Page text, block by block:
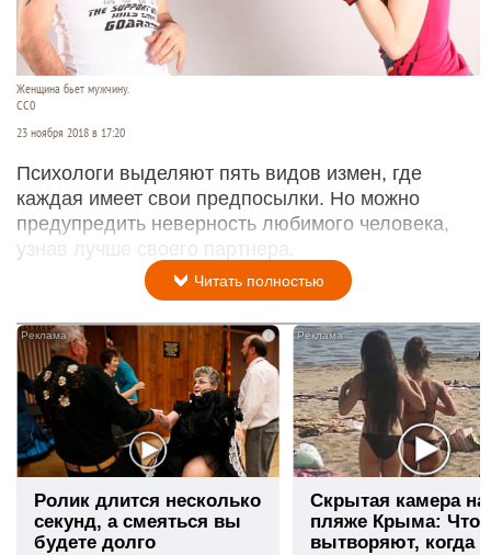
Женщина бьет мужчину.
СС0
23 ноября 2018 в 17:20
Психологи выделяют пять видов измен, где
каждая имеет свои предпосылки. Но можно
предупредить неверность любимого человека,
узнав лучше своего партнера.
Читать полностью
Ролик длится несколько
секунд, а смеяться вы
будете долго
Скрытая камера на
пляже Крыма: Что
вытворяют, когда